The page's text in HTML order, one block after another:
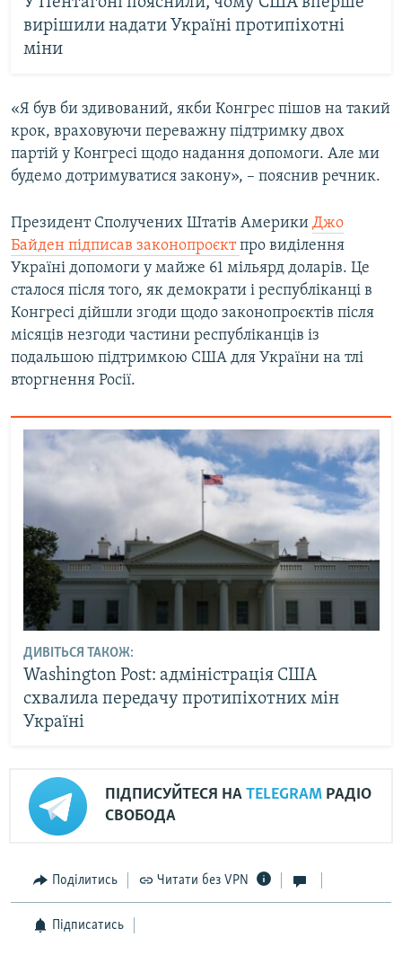
вирішили надати Україні протипіхотні
міни
«Я був би здивований, якби Конгрес пішов на такий
крок, враховуючи переважну підтримку двох
партій у Конгресі щодо надання допомоги. Але ми
будемо дотримуватися закону», – пояснив речник.
Президент Сполучених Штатів Америки Джо
Байден підписав законопроєктпро виділення
Україні допомоги у майже 61 мільярд доларів. Це
сталося після того, як демократи і республіканці в
Конгресі дійшли згоди щодо законопроєктів після
місяців незгоди частини республіканців із
подальшою підтримкою США для України на тлі
вторгнення Росії.
ДИВІТЬСЯ ТАКОЖ:
Washington Post: адміністрація США
схвалила передачу протипіхотних мін
Україні
ПІДПИСУЙТЕСЯ НА TELEGRAM РАДІО
СВОБОДА
Поділитись Читати без VPN
Підписатись